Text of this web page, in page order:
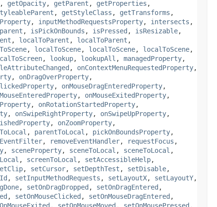
, getOpacity, getParent , getProperties ,
, getStyleClass , getTransforms ,
, inputMethodRequestsProperty, intersects ,
, isPickOnBounds , isPressed , isResizable,
, localToParent , localToParent ,
, localToScene, localToScene, localToScene,
, lookup, lookupAll , managedProperty,
, onContextMenuRequestedProperty,
, onDragOverProperty,
, onMouseDragEnteredProperty,
, onMouseExitedProperty,
, onRotationStartedProperty,
, onSwipeRightProperty, onSwipeUpProperty,
, onZoomProperty,
, parentToLocal , pickOnBoundsProperty,
, removeEventHandler, requestFocus ,
, sceneProperty, sceneToLocal , sceneToLocal ,
, screenToLocal , setAccessibleHelp,
, setCursor, setDepthTest , setDisable,
, setInputMethodRequests , setLayoutX, setLayoutY,
, setOnDragDropped , setOnDragEntered ,
, setOnMouseClicked , setOnMouseDragEntered ,